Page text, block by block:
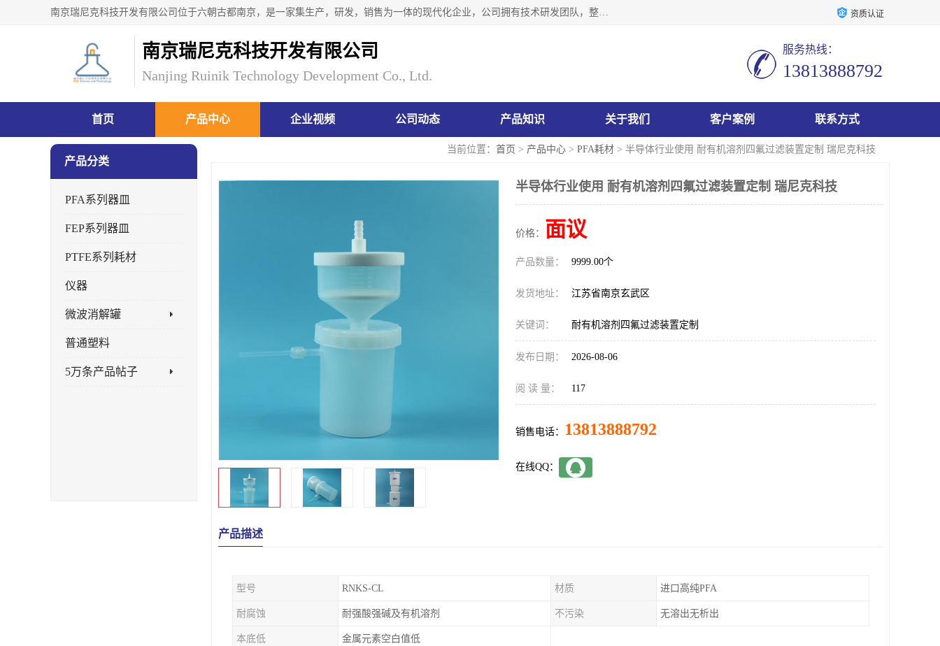
南京瑞尼克科技开发有限公司位于六朝古都南京，是一家集生产，研发，销售为一体的现代化企业，公司拥有技术研发团队，整洁明亮的厂房及的技术仪器设备，技术力量雄厚。公司长久以来一直坚持以生产研发国内完mei的痕量分析器皿为目标，客户满意的实验需求是我们永远的追求。长久以来与客户建立了良好的合作关系，在同行业中建立了自己的信誉与品牌。公司将一如既往的奋进不息，为客户带来为舒心的服务！ 资质认证
南京瑞尼克科技开发有限公司
Nanjing Ruinik Technology Development Co., Ltd.
服务热线：
13813888792
首页 产品中心 企业视频 公司动态 产品知识 关于我们 客户案例 联系方式
当前位置： 首页 > 产品中心 > PFA耗材 > 半导体行业使用 耐有机溶剂四氟过滤装置定制 瑞尼克科技
产品分类
PFA系列器皿
FEP系列器皿
PTFE系列耗材
仪器
微波消解罐
普通塑料
5万条产品帖子
半导体行业使用 耐有机溶剂四氟过滤装置定制 瑞尼克科技
价格： 面议
产品数量： 9999.00个
发货地址： 江苏省南京玄武区
关键词： 耐有机溶剂四氟过滤装置定制
发布日期： 2026-08-06
阅 读 量： 117
销售电话： 13813888792
在线QQ：
产品描述
型号 RNKS-CL 材质 进口高纯PFA
耐腐蚀 耐强酸强碱及有机溶剂 不污染 无溶出无析出
本底低 金属元素空白值低